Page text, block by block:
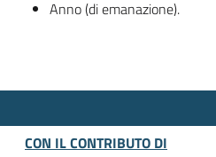
Anno (di emanazione).
CON IL CONTRIBUTO DI